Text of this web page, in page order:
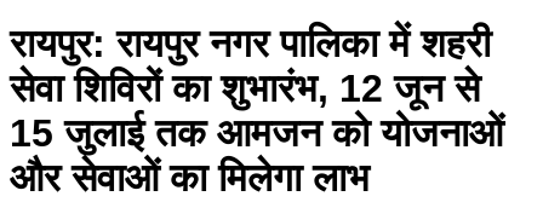
रायपुर: रायपुर नगर पालिका में शहरी
सेवा शिविरों का शुभारंभ, 12 जून से
15 जुलाई तक आमजन को योजनाओं
और सेवाओं का मिलेगा लाभ